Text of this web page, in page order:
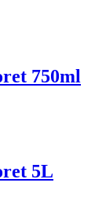
750ml
5L